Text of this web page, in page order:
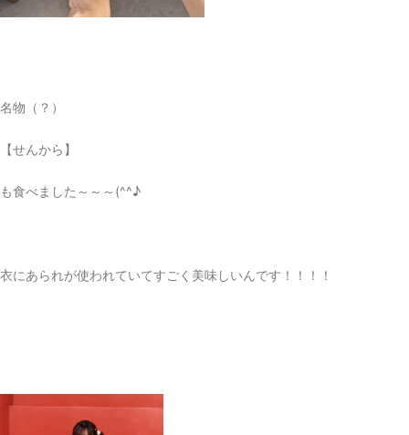
名物（？）
【せんから】
も食べました～～～(^^♪
衣にあられが使われていてすごく美味しいんです！！！！